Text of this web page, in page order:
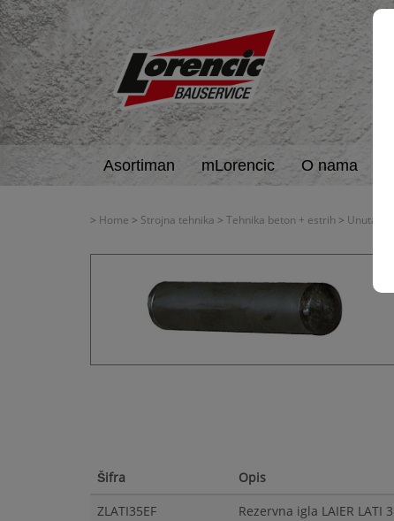
Asortiman mLorencic O nama
> Home > Strojna tehnika > Tehnika beton + estrih >
Šifra Opis
ZLATI35EF
Rezervna igla LAIER LATI